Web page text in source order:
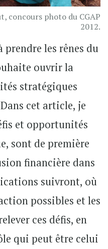
concours photo du CGAP
2012.
prendre les rênes du
ouvrir la
stratégiques
cet article, je
et opportunités
sont de première
financière dans
suivront, où
possibles et les
ces défis, en
qui peut être celui